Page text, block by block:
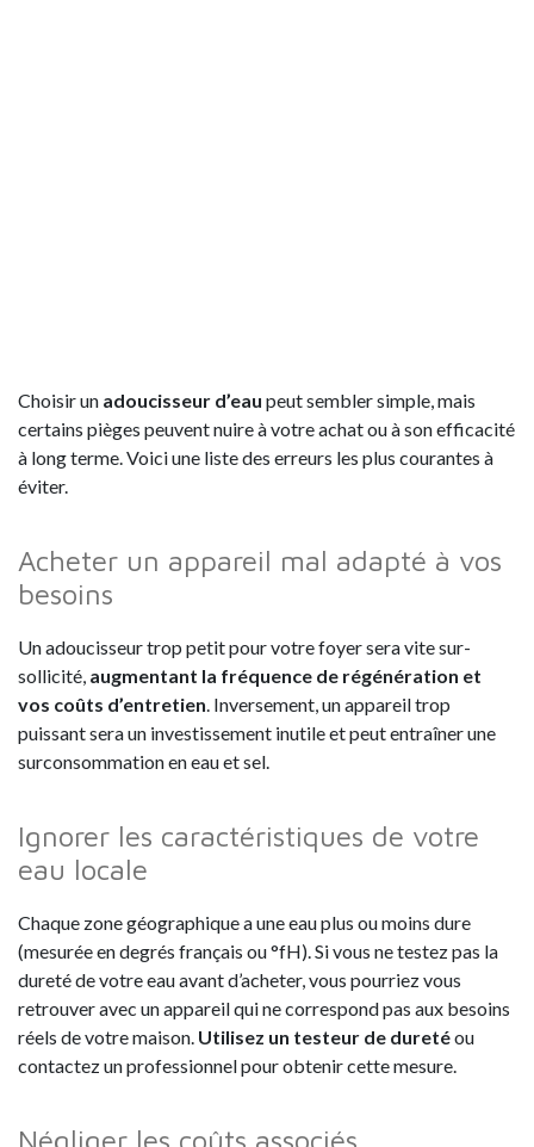
Choisir un adoucisseur d’eau peut sembler simple, mais
certains pièges peuvent nuire à votre achat ou à son efficacité
à long terme. Voici une liste des erreurs les plus courantes à
éviter.
Acheter un appareil mal adapté à vos
besoins
Un adoucisseur trop petit pour votre foyer sera vite sur-
sollicité, augmentant la fréquence de régénération et
vos coûts d’entretien. Inversement, un appareil trop
puissant sera un investissement inutile et peut entraîner une
surconsommation en eau et sel.
Ignorer les caractéristiques de votre
eau locale
Chaque zone géographique a une eau plus ou moins dure
(mesurée en degrés français ou °fH). Si vous ne testez pas la
dureté de votre eau avant d’acheter, vous pourriez vous
retrouver avec un appareil qui ne correspond pas aux besoins
réels de votre maison. Utilisez un testeur de duretéou
contactez un professionnel pour obtenir cette mesure.
Négliger les coûts associés